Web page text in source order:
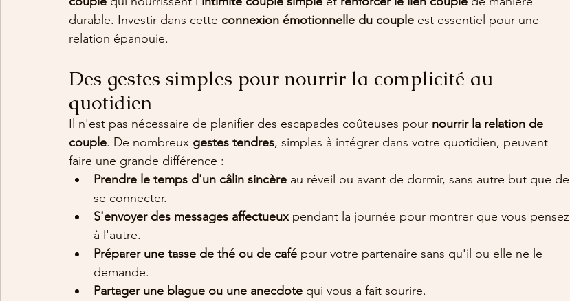
durable. Investir dans cette connexion émotionnelle du couple est essentiel pour une
relation épanouie.
Des gestes simples pour nourrir la complicité au
quotidien
Il n'est pas nécessaire de planifier des escapades coûteuses pour nourrir la relation de
couple. De nombreux gestes tendres, simples à intégrer dans votre quotidien, peuvent
faire une grande différence :
Prendre le temps d'un câlin sincère au réveil ou avant de dormir, sans autre but que de
se connecter.
S'envoyer des messages affectueux pendant la journée pour montrer que vous pensez
à l'autre.
Préparer une tasse de thé ou de café pour votre partenaire sans qu'il ou elle ne le
demande.
Partager une blague ou une anecdote qui vous a fait sourire.